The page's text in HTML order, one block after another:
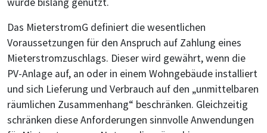
Das MieterstromG definiert die wesentlichen
Voraussetzungen für den Anspruch auf Zahlung eines
Mieterstromzuschlags. Dieser wird gewährt, wenn die
PV-Anlage auf, an oder in einem Wohngebäude installiert
und sich Lieferung und Verbrauch auf den „unmittelbaren
räumlichen Zusammenhang“ beschränken. Gleichzeitig
schränken diese Anforderungen sinnvolle Anwendungen